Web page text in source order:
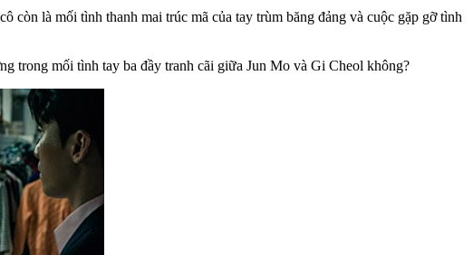
còn là mối tình thanh mai trúc mã của tay trùm băng đảng và cuộc gặp gỡ tình
trong mối tình tay ba đầy tranh cãi giữa Jun Mo và Gi Cheol không?